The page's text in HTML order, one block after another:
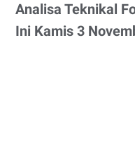
Analisa Teknikal
Ini Kamis 3